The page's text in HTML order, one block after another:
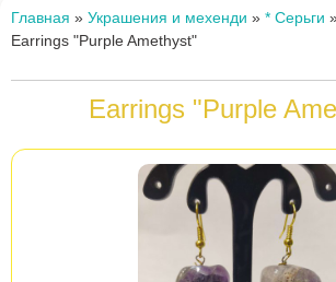
Вы
здесь
Главная » Украшения и мехенди » * Серьги
Earrings "Purple Amethyst"
Earrings "Purple